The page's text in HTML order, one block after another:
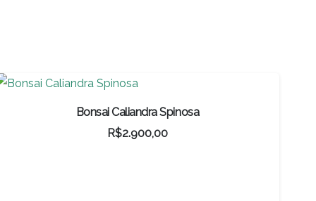
Bonsai Caliandra Spinosa
R$2.900,00